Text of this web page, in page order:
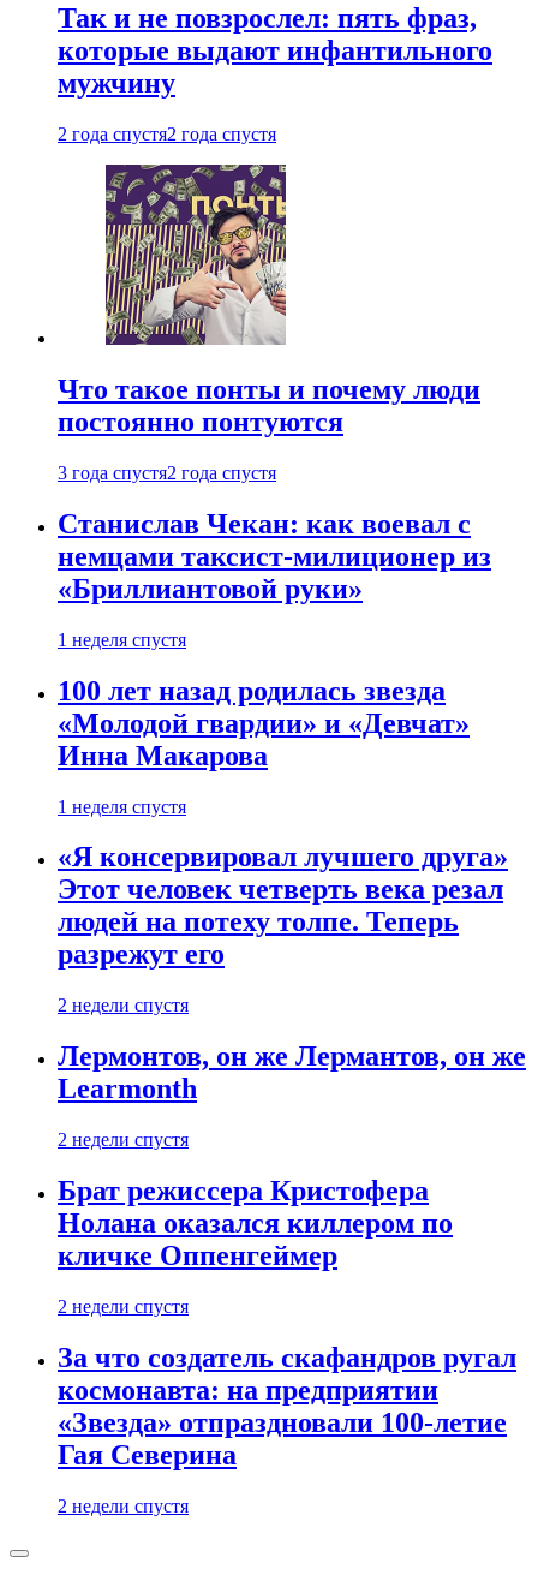
Так и не повзрослел: пять фраз,
которые выдают инфантильного
мужчину
2 года спустя2 года спустя
Что такое понты и почему люди
постоянно понтуются
3 года спустя2 года спустя
Станислав Чекан: как воевал с
немцами таксист-милиционер из
«Бриллиантовой руки»
1 неделя спустя
100 лет назад родилась звезда
«Молодой гвардии» и «Девчат»
Инна Макарова
1 неделя спустя
«Я консервировал лучшего друга»
Этот человек четверть века резал
людей на потеху толпе. Теперь
разрежут его
2 недели спустя
Лермонтов, он же Лермантов, он же
Learmonth
2 недели спустя
Брат режиссера Кристофера
Нолана оказался киллером по
кличке Оппенгеймер
2 недели спустя
За что создатель скафандров ругал
космонавта: на предприятии
«Звезда» отпраздновали 100-летие
Гая Северина
2 недели спустя